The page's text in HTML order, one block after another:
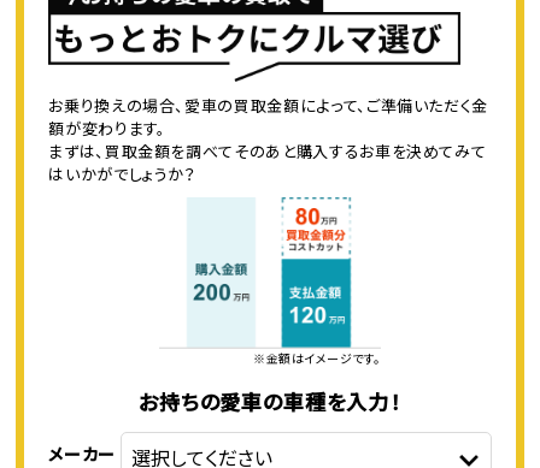
お乗り換えの場合、愛車の買取金額によって、ご準備いただく金
額が変わります。
まずは、買取金額を調べてそのあと購入するお車を決めてみて
はいかがでしょうか？
※金額はイメージです。
お持ちの愛車の車種を入力！
メーカー